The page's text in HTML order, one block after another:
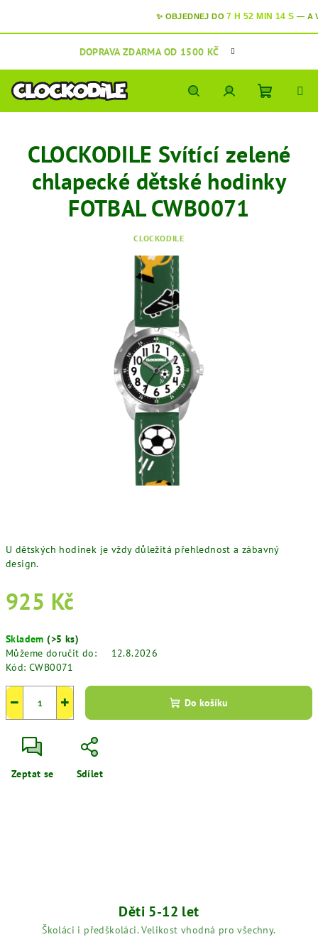
✨ OBJEDNEJ DO7 H 52 MIN 13 S—AV
obsah
DOPRAVA ZDARMA OD 1500 KČ
HledatPřihlášeníNákupní
košík
U dětských hodinek je vždy důležitá přehlednost a zábavný
design.
925 Kč
cena:
Skladem(>5 ks)
Můžeme doručit do:
12.8.2026
Kód: CWB0071
+
− Do košíku
Zeptat se Sdílet
CLOCKODILE Svítící zelené
chlapecké dětské hodinky
FOTBAL CWB0071
CLOCKODILE
Děti 5-12 let
Školáci i předškoláci. Velikost vhodná pro všechny.